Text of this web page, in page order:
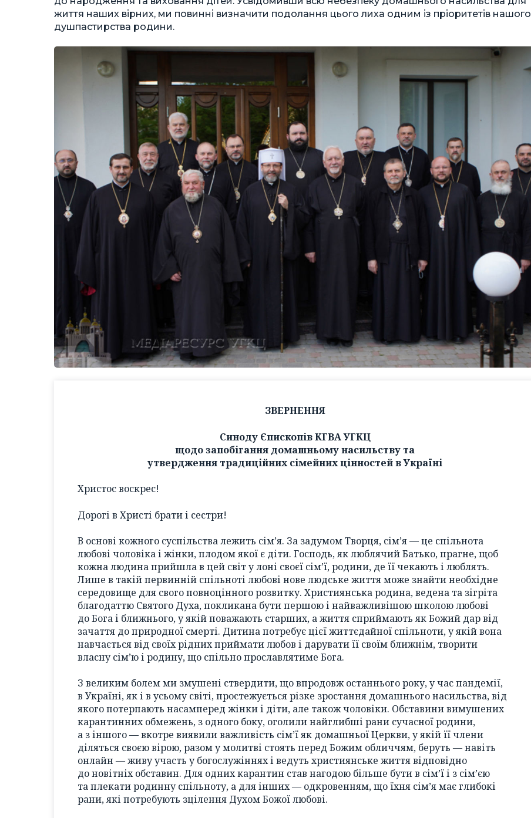
життя наших вірних, ми повинні визначити подолання цього лиха одним із пріоритетів нашого
душпастирства родини.
ЗВЕРНЕННЯ
Синоду Єпископів КГВА УГКЦ
щодо запобігання домашньому насильству та
утвердження традиційних сімейних цінностей в Україні
Христос воскрес!
Дорогі в Христі брати і сестри!
В основі кожного суспільства лежить сім’я. За задумом Творця, сім’я — це спільнота
любові чоловіка і жінки, плодом якої є діти. Господь, як люблячий Батько, прагне, щоб
кожна людина прийшла в цей світ у лоні своєї сім’ї, родини, де її чекають і люблять.
Лише в такій первинній спільноті любові нове людське життя може знайти необхідне
середовище для свого повноцінного розвитку. Християнська родина, ведена та зігріта
благодаттю Святого Духа, покликана бути першою і найважливішою школою любові
до Бога і ближнього, у якій поважають старших, а життя сприймають як Божий дар від
зачаття до природної смерті. Дитина потребує цієї життєдайної спільноти, у якій вона
навчається від своїх рідних приймати любов і дарувати її своїм ближнім, творити
власну сім’ю і родину, що спільно прославлятиме Бога.
З великим болем ми змушені ствердити, що впродовж останнього року, у час пандемії,
в Україні, як і в усьому світі, простежується різке зростання домашнього насильства, від
якого потерпають насамперед жінки і діти, але також чоловіки. Обставини вимушених
карантинних обмежень, з одного боку, оголили найглибші рани сучасної родини,
а з іншого — вкотре виявили важливість сім’ї як домашньої Церкви, у якій її члени
діляться своєю вірою, разом у молитві стоять перед Божим обличчям, беруть — навіть
онлайн — живу участь у богослужіннях і ведуть християнське життя відповідно
до новітніх обставин. Для одних карантин став нагодою більше бути в сім’ї і з сім’єю
та плекати родинну спільноту, а для інших — одкровенням, що їхня сім’я має глибокі
рани, які потребують зцілення Духом Божої любові.